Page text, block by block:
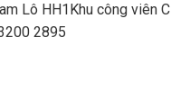
Lô HH1Khu công viên
2895